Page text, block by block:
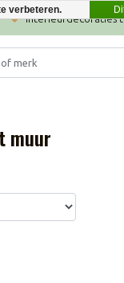
Interieurdecoraties
muur
verbeteren.